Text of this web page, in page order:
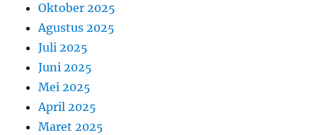
Oktober 2025
Agustus 2025
Juli 2025
Juni 2025
Mei 2025
April 2025
Maret 2025